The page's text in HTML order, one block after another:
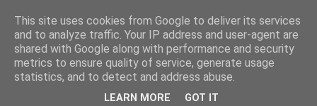
This site uses cookies from Google to deliver its services
and to analyze traffic. Your IP address and user-agent are
shared with Google along with performance and security
metrics to ensure quality of service, generate usage
statistics, and to detect and address abuse.
LEARN MORE GOT IT